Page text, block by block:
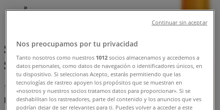
»
Snabbkoll på erbjudanden på
Swedbank i Örebro
Kategorier:Banker
Nos preocupamos por tu privacidad
Tanto nosotros como nuestros 1012 socios almacenamos y accedemos a
datos personales, como datos de navegación o identificadores únicos, en
tu dispositivo. Si seleccionas Acepto, estarás permitiendo que las
tecnologías de rastreo apoyen los propósitos que se muestran en
«nosotros y nuestros socios tratamos datos para proporcionar». Si se
deshabilitan los rastreadores, parte del contenido y los anuncios que ves
podrían dejar de ser relevantes para ti. Puedes volver a acceder a este
Continuar sin aceptar